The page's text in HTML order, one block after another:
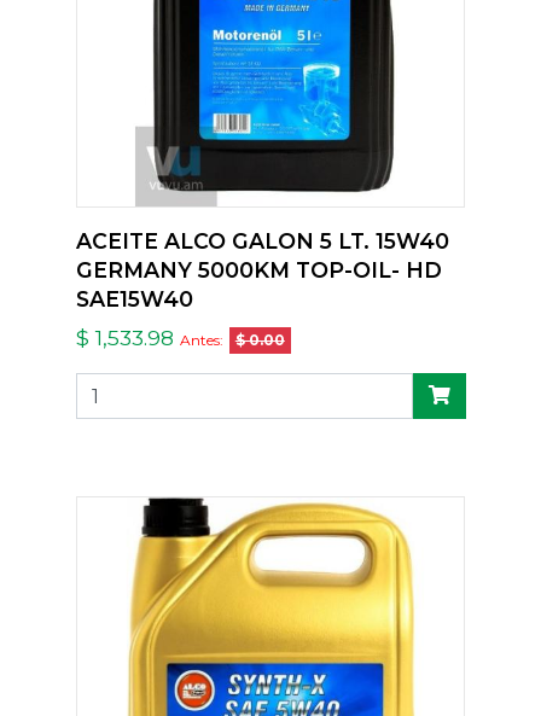
ACEITE ALCO GALON 5 LT. 15W40
GERMANY 5000KM TOP-OIL- HD
SAE15W40
$ 1,533.98 Antes: $ 0.00